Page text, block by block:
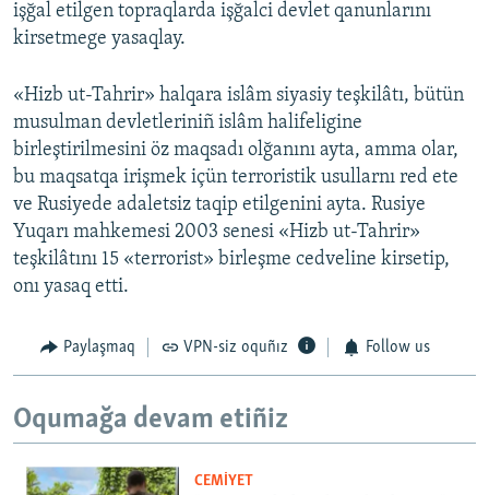
işğal etilgen topraqlarda işğalci devlet qanunlarını
kirsetmege yasaqlay.
«Hizb ut-Tahrir» halqara islâm siyasiy teşkilâtı, bütün
musulman devletleriniñ islâm halifeligine
birleştirilmesini öz maqsadı olğanını ayta, amma olar,
bu maqsatqa irişmek içün terroristik usullarnı red ete
ve Rusiyede adaletsiz taqip etilgenini ayta. Rusiye
Yuqarı mahkemesi 2003 senesi «Hizb ut-Tahrir»
teşkilâtını 15 «terrorist» birleşme cedveline kirsetip,
onı yasaq etti.
Paylaşmaq VPN-siz oquñız Follow us
Oqumağa devam etiñiz
CEMİYET